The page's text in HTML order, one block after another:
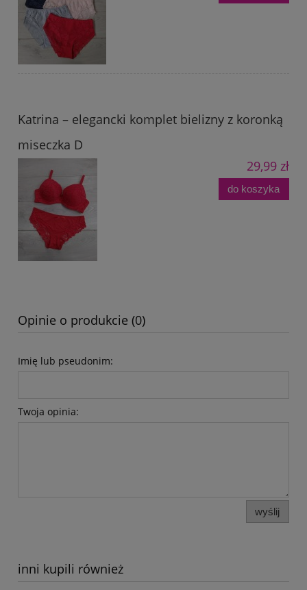
Katrina – elegancki komplet bielizny z koronką
miseczka D
29,99 zł
do koszyka
Opinie o produkcie (0)
Imię lub pseudonim:
Twoja opinia:
wyślij
inni kupili również